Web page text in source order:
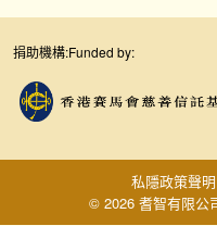
捐助機構:Funded by:
© 2026 耆智有限公
私隱政策聲明